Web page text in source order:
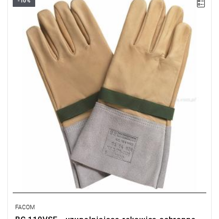
• Rozmiar: 10 mm (C)
• Masa: 160 g.
Typ gwarancji:L
FACOM